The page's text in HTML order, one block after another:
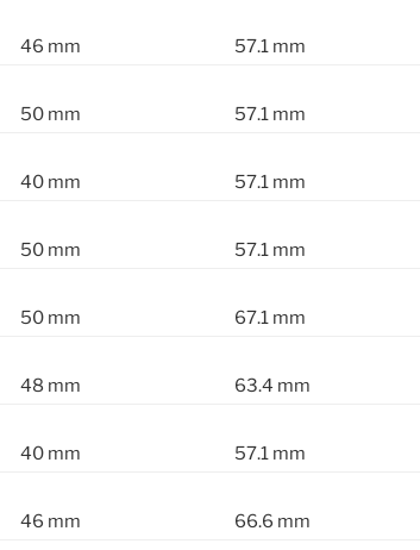
46 mm 57.1 mm
50 mm 57.1 mm
40 mm 57.1 mm
50 mm 57.1 mm
50 mm 67.1 mm
48 mm 63.4 mm
40 mm 57.1 mm
46 mm 66.6 mm